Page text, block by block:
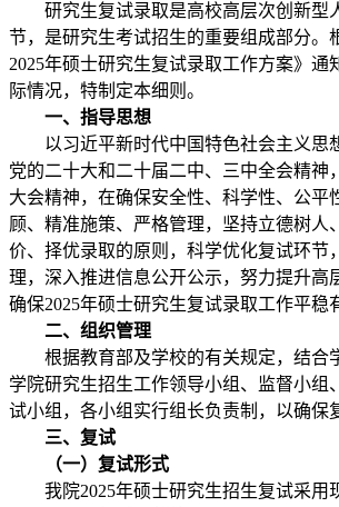
研究生复试录取是高校高层次创新型
节，是研究生考试招生的重要组成部分。
2025年硕士研究生复试录取工作方案》通
际情况，特制定本细则。
一、指导思想
以习近平新时代中国特色社会主义思
党的二十大和二十届二中、三中全会精神
大会精神，在确保安全性、科学性、公平
顾、精准施策、严格管理，坚持立德树人
价、择优录取的原则，科学优化复试环节
理，深入推进信息公开公示，努力提升高
确保2025年硕士研究生复试录取工作平稳
二、组织管理
根据教育部及学校的有关规定，结合
学院研究生招生工作领导小组、监督小组
试小组，各小组实行组长负责制，以确保
三、复试
（一）复试形式
我院2025年硕士研究生招生复试采用